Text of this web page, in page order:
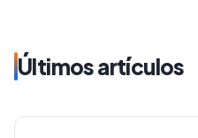
Últimos artículos